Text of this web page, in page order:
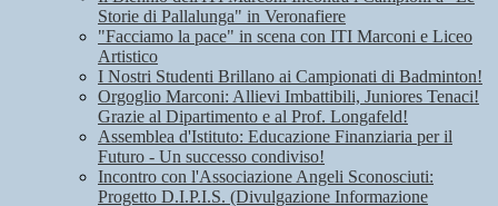
Storie di Pallalunga" in Veronafiere
"Facciamo la pace" in scena con ITI Marconi e Liceo
Artistico
I Nostri Studenti Brillano ai Campionati di Badminton!
Orgoglio Marconi: Allievi Imbattibili, Juniores Tenaci!
Grazie al Dipartimento e al Prof. Longafeld!
Assemblea d'Istituto: Educazione Finanziaria per il
Futuro - Un successo condiviso!
Incontro con l'Associazione Angeli Sconosciuti:
Progetto D.I.P.I.S. (Divulgazione Informazione